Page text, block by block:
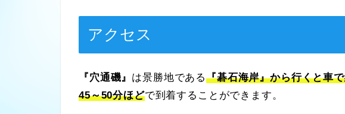
アクセス
『穴通磯』 は景勝地である『碁石海岸』から行くと車
45～50分ほどで到着することができます。